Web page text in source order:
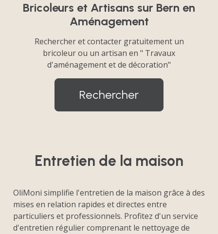
Bricoleurs et Artisans sur Bern en
Aménagement
Rechercher et contacter gratuitement un
bricoleur ou un artisan en " Travaux
d'aménagement et de décoration"
Rechercher
Entretien de la maison
OliMoni simplifie l'entretien de la maison grâce à des
mises en relation rapides et directes entre
particuliers et professionnels. Profitez d'un service
d'entretien régulier comprenant le nettoyage de